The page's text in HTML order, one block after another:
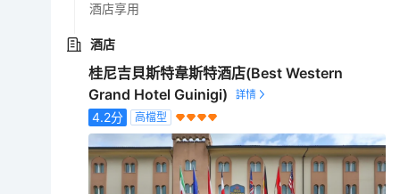
酒店享用
酒店
桂尼吉貝斯特韋斯特酒店(Best Western
Grand Hotel Guinigi)
4.2分 高檔型